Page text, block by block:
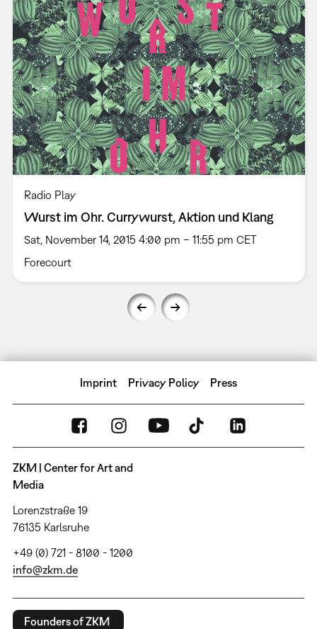
Radio Play
Wurst im Ohr. Currywurst, Aktion und Klang
Sat, November 14, 2015 4:00 pm – 11:55 pm CET
Forecourt
Imprint Privacy Policy Press
ZKM | Center for Art and
Media
Lorenzstraße 19
76135 Karlsruhe
+49 (0) 721 - 8100 - 1200
info@zkm.de
Founders of ZKM